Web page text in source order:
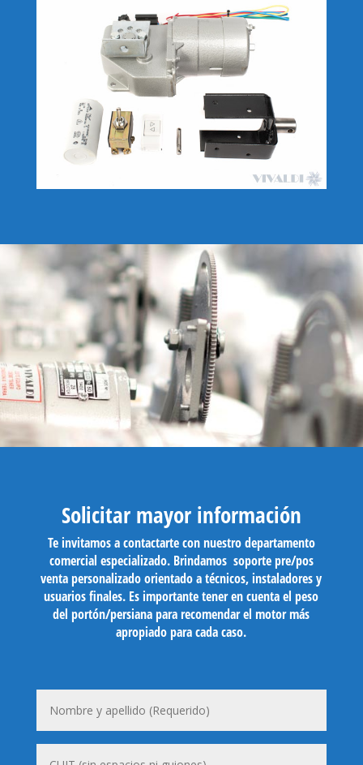
Solicitar mayor información
Te invitamos a contactarte con nuestro departamento
comercial especializado. Brindamos soporte pre/pos
venta personalizado orientado a técnicos, instaladores y
usuarios finales. Es importante tener en cuenta el peso
del portón/persiana para recomendar el motor más
apropiado para cada caso.